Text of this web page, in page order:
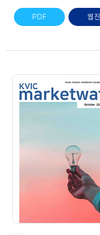
PDF 웹진